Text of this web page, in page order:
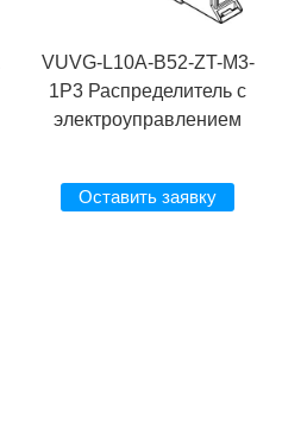
VUVG-L10A-B52-ZT-M3-
1P3 Распределитель с
электроуправлением
Оставить заявку